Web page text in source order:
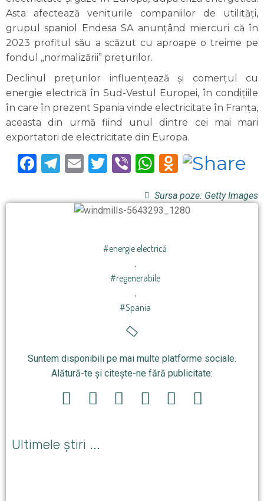
Asta afectează veniturile companiilor de utilităţi,
grupul spaniol Endesa SA anunţând miercuri că în
2023 profitul său a scăzut cu aproape o treime pe
fondul „normalizării” preţurilor.
Declinul preţurilor influenţează şi comerţul cu
energie electrică în Sud-Vestul Europei, în condiţiile
în care în prezent Spania vinde electricitate în Franţa,
aceasta din urmă fiind unul dintre cei mai mari
exportatori de electricitate din Europa.
Facebook
Telegram
EmailTwitter
ViberWhatsApp
Sursa poze: Getty Images
#energie electrică
,
#regenerabile
,
#Spania
Suntem disponibili pe mai multe platforme sociale.
Alătură-te și citește-ne fără publicitate:
Ultimele știri ...